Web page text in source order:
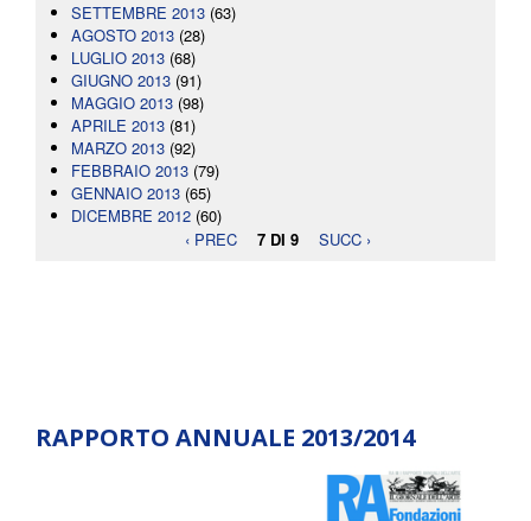
SETTEMBRE 2013 (63)
AGOSTO 2013 (28)
LUGLIO 2013 (68)
GIUGNO 2013 (91)
MAGGIO 2013 (98)
APRILE 2013 (81)
MARZO 2013 (92)
FEBBRAIO 2013 (79)
GENNAIO 2013 (65)
DICEMBRE 2012 (60)
‹ PREC
7 DI 9 SUCC ›
RAPPORTO ANNUALE 2013/2014